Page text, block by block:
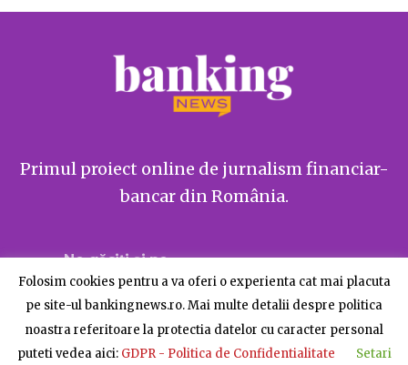
Primul proiect online de jurnalism financiar-
bancar din România.
Ne găsiți și pe
Despre BankingNews Contact Publicitate
Folosim cookies pentru a va oferi o experienta cat mai placuta
pe site-ul bankingnews.ro. Mai multe detalii despre politica
noastra referitoare la protectia datelor cu caracter personal
puteti vedea aici: GDPR - Politica de Confidentialitate Setari